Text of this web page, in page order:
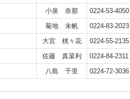
小泉 奈那
0224-53-4050
菊地 未帆
0224-83-2023
大宮 桃々花
0224-55-2135
佐藤 真菜利
0224-84-2311
八島 千里 0224-72-3036